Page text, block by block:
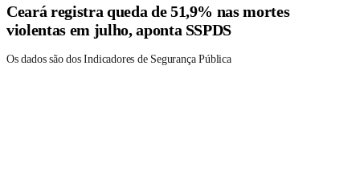
Ceará registra queda de 51,9% nas mortes
violentas em julho, aponta SSPDS
Os dados são dos Indicadores de Segurança Pública